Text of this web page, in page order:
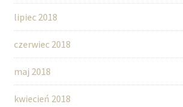
lipiec 2018
czerwiec 2018
maj 2018
kwiecień 2018